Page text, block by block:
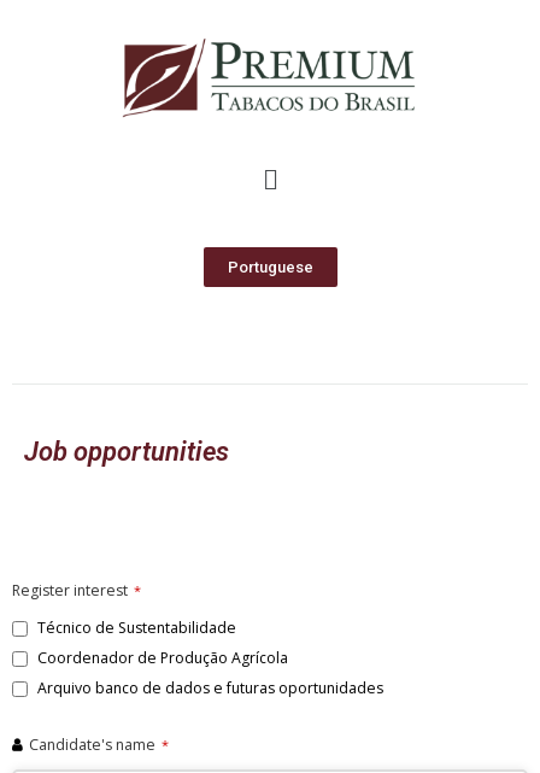
Portuguese
Job opportunities
Register interest *
Técnico de Sustentabilidade
Coordenador de Produção Agrícola
Arquivo banco de dados e futuras oportunidades
Candidate's name *